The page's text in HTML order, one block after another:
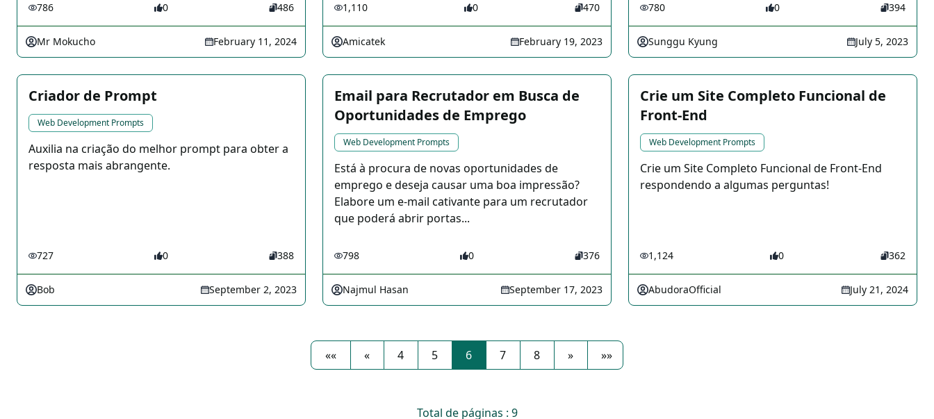
786 0 486
Mr Mokucho February 11, 2024
1,110 0 470
Amicatek February 19, 2023
780 0 394
Sunggu Kyung July 5, 2023
Criador de Prompt
Web Development Prompts
Auxilia na criação do melhor prompt para obter a
resposta mais abrangente.
727 0 388
Bob September 2, 2023
Email para Recrutador em Busca de
Oportunidades de Emprego
Web Development Prompts
Está à procura de novas oportunidades de
emprego e deseja causar uma boa impressão?
Elabore um e-mail cativante para um recrutador
que poderá abrir portas...
798 0 376
Najmul Hasan September 17, 2023
Crie um Site Completo Funcional de
Front-End
Web Development Prompts
Crie um Site Completo Funcional de Front-End
respondendo a algumas perguntas!
1,124 0 362
AbudoraOfficial July 21, 2024
«« « 4 5 6 7 8 » »»
Total de páginas : 9